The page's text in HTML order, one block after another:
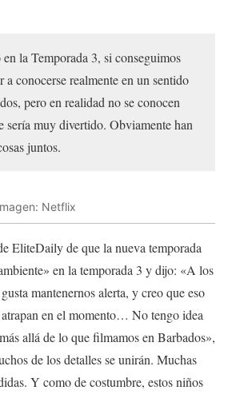
la Temporada 3, si conseguimos
a conocerse realmente en un sentido
pero en realidad no se conocen
sería muy divertido. Obviamente han
juntos.
Netflix
EliteDaily de que la nueva temporada
en la temporada 3 y dijo: «A los
mantenernos alerta, y creo que eso
atrapan en el momento… No tengo idea
allá de lo que filmamos en Barbados»,
de los detalles se unirán. Muchas
Y como de costumbre, estos niños